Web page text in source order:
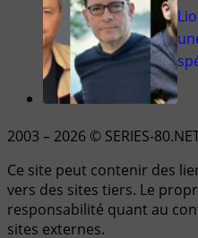
2003 – 2026 © SERIES-
Ce site peut contenir des
vers des sites tiers. Le
responsabilité quant au
sites externes.